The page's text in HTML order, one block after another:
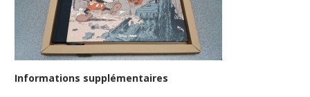
Informations supplémentaires